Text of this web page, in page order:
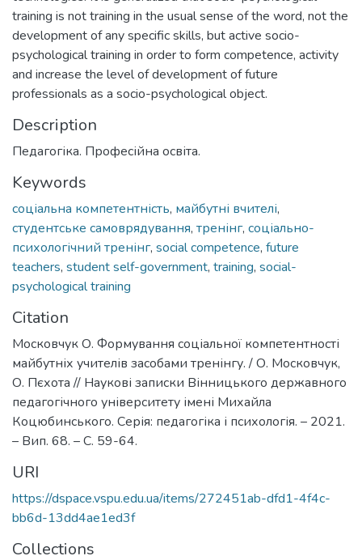
training is not training in the usual sense of the word, not the
development of any specific skills, but active socio-
psychological training in order to form competence, activity
and increase the level of development of future
professionals as a socio-psychological object.
Description
Педагогіка. Професійна освіта.
Keywords
соціальна компетентність, майбутні вчителі,
студентське самоврядування, тренінг, соціально-
психологічний тренінг, social competence, future
teachers, student self-government, training, social-
psychological training
Citation
Московчук О. Формування соціальної компетентності
майбутніх учителів засобами тренінгу. / О. Московчук,
О. Пєхота // Наукові записки Вінницького державного
педагогічного університету імені Михайла
Коцюбинського. Серія: педагогіка і психологія. – 2021.
– Вип. 68. – С. 59-64.
URI
https://dspace.vspu.edu.ua/items/272451ab-dfd1-4f4c-
bb6d-13dd4ae1ed3f
Collections